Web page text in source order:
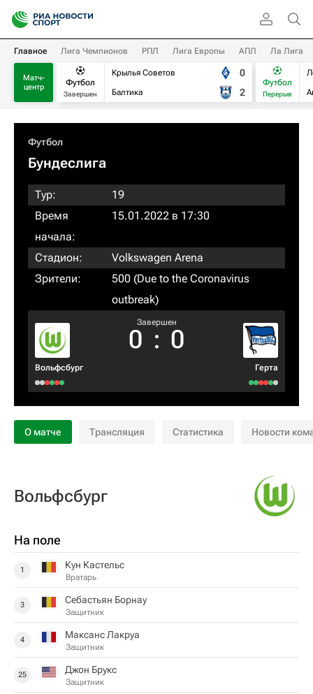
Главное Лига Чемпионов РПЛ Лига Европы АПЛ Ла Лига
Матч-
центр
Футбол
Завершен
Крылья Советов
Балтика
0
2
Футбол
Перерыв
Футбол
Бундеслига
Тур:
19
Время
начала:
15.01.2022 в 17:30
Стадион:
Volkswagen Arena
Зрители:
500 (Due to the Coronavirus
outbreak)
Вольфсбург
Завершен
0 : 0
Герта
О матче Трансляция Статистика Новости
Вольфсбург
На поле
1 Кун Кастельс
Вратарь
3 Себастьян Борнау
Защитник
4 Максанс Лакруа
Защитник
25 Джон Брукс
Защитник